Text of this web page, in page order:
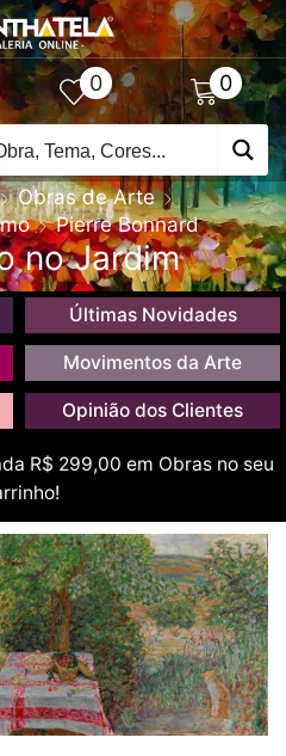
0 0
Obras de Arte
Pierre Bonnard
no Jardim
Últimas Novidades
Movimentos da Arte
Opinião dos Clientes
R$ 299,00 em Obras no seu